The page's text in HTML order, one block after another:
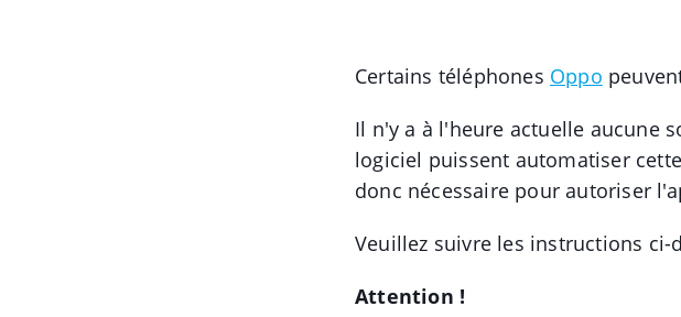
Certains téléphones Oppo
Il n'y a à l'heure actuelle aucune
logiciel puissent automatiser
donc nécessaire pour autoriser
Veuillez suivre les instructions
Attention !